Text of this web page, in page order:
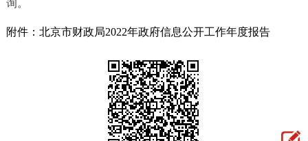
询。
附件：北京市财政局2022年政府信息公开工作年度报告